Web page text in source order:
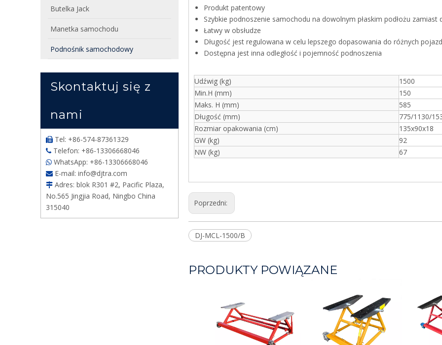
Butelka Jack
Manetka samochodu
Podnośnik samochodowy
Skontaktuj się z
nami
 Tel: +86-574-87361329
 Telefon: +86-13306668046
 WhatsApp: +86-13306668046
 E-mail: info@djtra.com
 Adres: blok R301 #2, Pacific Plaza,
No.565 Jingjia Road, Ningbo China
315040
Produkt patentowy
Szybkie podnoszenie samochodu na dowolnym płaskim podłożu
Łatwy w obsłudze
Długość jest regulowana w celu lepszego dopasowania do różnych
Dostępna jest inna odległość i pojemność podnoszenia
Udźwig (kg)
1500
Min.H (mm)
150
Maks. H (mm)
585
Długość (mm)
775/1130/
Rozmiar opakowania (cm)
135x90x18
GW (kg)
92
NW (kg)
67
Poprzedni:
DJ-MCL-1500/B
PRODUKTY POWIĄZANE